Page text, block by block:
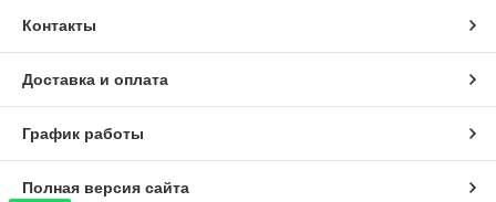
Контакты
Доставка и оплата
График работы
Полная версия сайта